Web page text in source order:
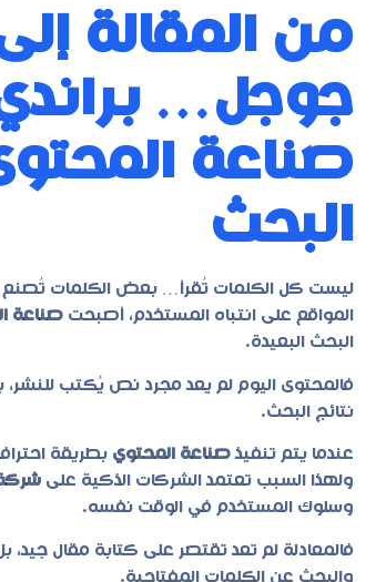
من المقالة
جوجل…
صناعة
البحث
ليست كل الكلمات تُقرأ… بعض الكلمات تُصنع
المواقع على انتباه المستخدم، أصبحت صناعة
البحث البعيدة.
فالمحتوى اليوم لم يعد مجرد نص يُكتب للنشر،
نتائج البحث.
عندما يتم تنفيذصناعة المحتوي بطريقة
ولهذا السبب تعتمد الشركات الذكية على
وسلوك المستخدم في الوقت نفسه.
فالمعادلة لم تعد تقتصر على كتابة مقال جيد،
والبحث عن الكلمات المفتاحية.